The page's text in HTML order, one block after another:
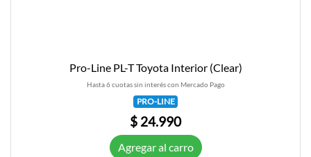
Pro-Line PL-T Toyota Interior (Clear)
Hasta 6 cuotas sin interés con Mercado Pago
PRO-LINE
$ 24.990
Agregar al carro